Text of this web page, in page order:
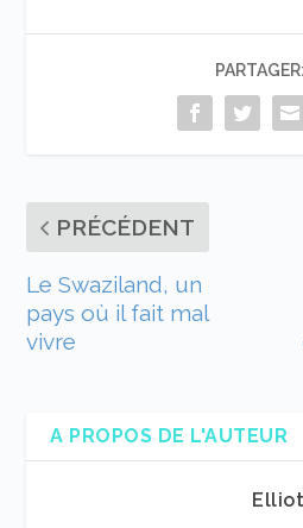
PARTAGER:
PRÉCÉDENT
Le Swaziland, un
pays où il fait mal
vivre
A PROPOS DE L'AUTEUR